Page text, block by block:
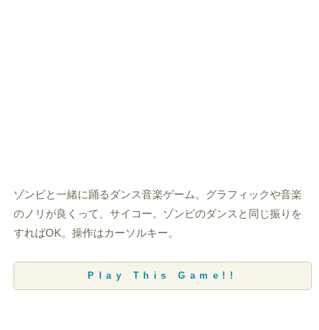
ゾンビと一緒に踊るダンス音楽ゲーム。グラフィックや音楽
のノリが良くって、サイコー。ゾンビのダンスと同じ振りを
すればOK。操作はカーソルキー。
Play This Game!!